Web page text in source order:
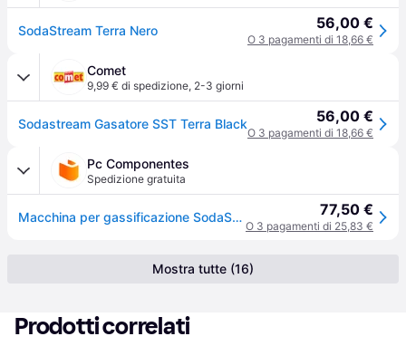
SodaStream Terra Nero 56,00 €
O 3 pagamenti di 18,66 €
Comet
9,99 € di spedizione, 2-3 giorni
Sodastream Gasatore SST Terra Black 56,00 €
O 3 pagamenti di 18,66 €
Pc Componentes
Spedizione gratuita
Macchina per gassificazione SodaStream Terra Black Pack 77,50 €
O 3 pagamenti di 25,83 €
Mostra tutte (16)
Prodotti correlati